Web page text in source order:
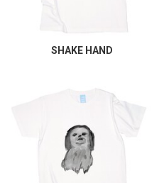
SHAKE HAND